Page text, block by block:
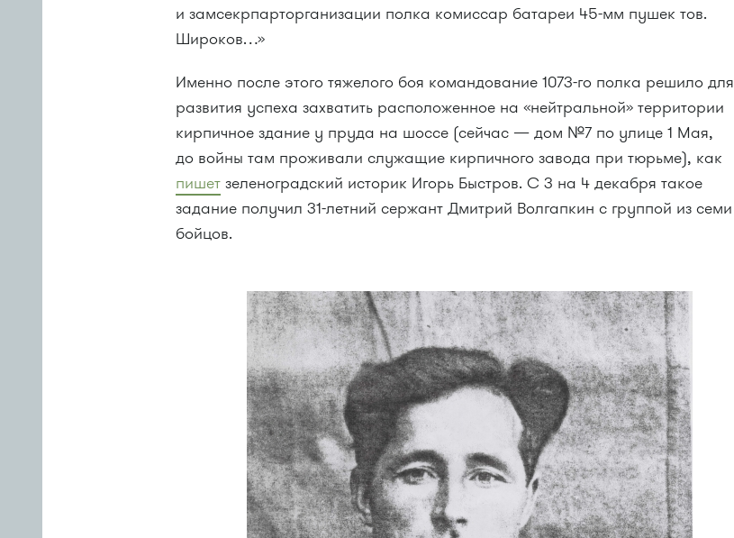
и замсекрпарторганизации полка комиссар батареи 45-мм пушек тов.
Широков…»
Именно после этого тяжелого боя командование 1073-го полка решило для
развития успеха захватить расположенное на «нейтральной» территории
кирпичное здание у пруда на шоссе (сейчас — дом №7 по улице 1 Мая,
до войны там проживали служащие кирпичного завода при тюрьме), как
пишет зеленоградский историк Игорь Быстров. С 3 на 4 декабря такое
задание получил 31-летний сержант Дмитрий Волгапкин с группой из семи
бойцов.